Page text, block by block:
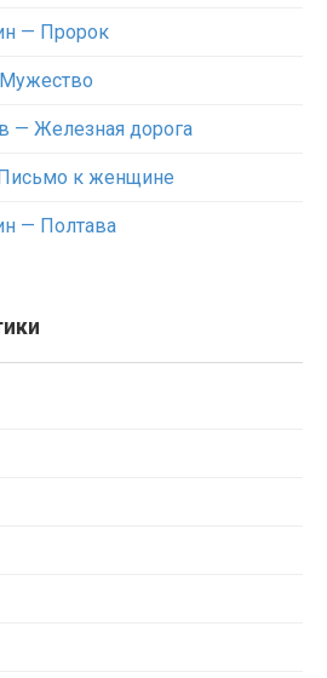
— Пророк
— Железная дорога
к женщине
— Полтава